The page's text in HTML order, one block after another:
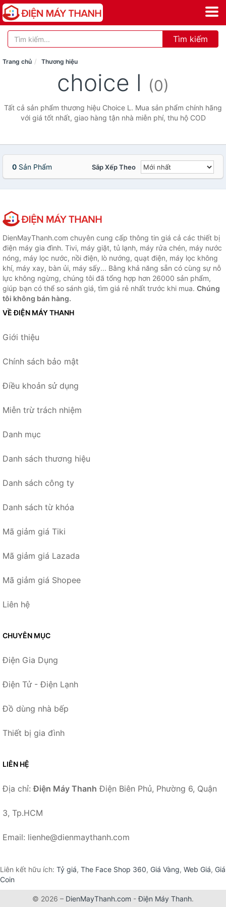
Tìm kiếm
Trang chủ Thương hiệu
choice l (0)
Tất cả sản phẩm thương hiệu Choice L. Mua sản phẩm chính hãng
với giá tốt nhất, giao hàng tận nhà miễn phí, thu hộ COD
0 Sản Phẩm Sắp Xếp Theo
DienMayThanh.com chuyên cung cấp thông tin giá cả các thiết bị
điện máy gia đình. Tivi, máy giặt, tủ lạnh, máy rửa chén, máy nước
nóng, máy lọc nước, nồi điện, lò nướng, quạt điện, máy lọc không
khí, máy xay, bàn ủi, máy sấy... Bằng khả năng sẵn có cùng sự nỗ
lực không ngừng, chúng tôi đã tổng hợp hơn 26000 sản phẩm,
giúp bạn có thể so sánh giá, tìm giá rẻ nhất trước khi mua. Chúng
tôi không bán hàng.
VỀ ĐIỆN MÁY THANH
Giới thiệu
Chính sách bảo mật
Điều khoản sử dụng
Miễn trừ trách nhiệm
Danh mục
Danh sách thương hiệu
Danh sách công ty
Danh sách từ khóa
Mã giảm giá Tiki
Mã giảm giá Lazada
Mã giảm giá Shopee
Liên hệ
CHUYÊN MỤC
Điện Gia Dụng
Điện Tử - Điện Lạnh
Đồ dùng nhà bếp
Thiết bị gia đình
LIÊN HỆ
Địa chỉ:Điện Máy Thanh Điện Biên Phủ, Phường 6, Quận
3, Tp.HCM
Email: lienhe@dienmaythanh.com
Liên kết hữu ích: Tỷ giá, The Face Shop 360, Giá Vàng, Web Giá, Giá
Coin
© 2026 – DienMayThanh.com -Điện Máy Thanh.